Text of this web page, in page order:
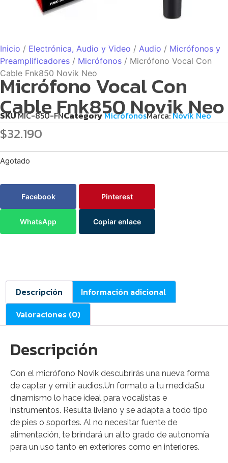
Inicio / Electrónica, Audio y Video / Audio / Micrófonos y
Preamplificadores / Micrófonos / Micrófono Vocal Con
Cable Fnk850 Novik Neo
Micrófono Vocal Con
Cable Fnk850 Novik Neo
SKUMIC-850-FNCategoryMicrófonosMarca:Novik Neo
$32.190
Agotado
Facebook Pinterest
WhatsApp Copiar enlace
Descripción
Información adicional
Valoraciones (0)
Descripción
Con el micrófono Novik descubrirás una nueva forma
de captar y emitir audios.Un formato a tu medidaSu
dinamismo lo hace ideal para vocalistas e
instrumentos. Resulta liviano y se adapta a todo tipo
de pies o soportes. Al no necesitar fuente de
alimentación, te brindará un alto grado de autonomía
para un uso tanto en exteriores como en interiores.